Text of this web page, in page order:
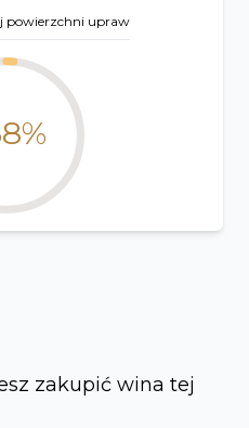
powierzchni upraw
zakupić wina tej